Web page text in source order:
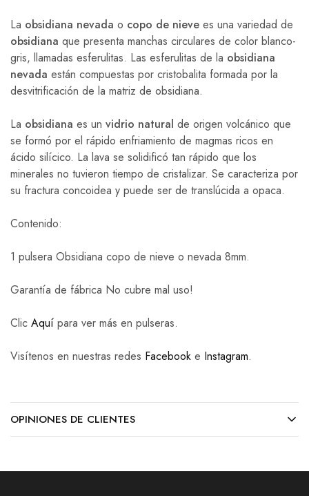
La obsidiana nevada o copo de nieve es una variedad de
obsidiana que presenta manchas circulares de color blanco-
gris, llamadas esferulitas. Las esferulitas de la obsidiana
nevada están compuestas por cristobalita formada por la
desvitrificación de la matriz de obsidiana.
La obsidiana es un vidrio natural de origen volcánico que
se formó por el rápido enfriamiento de magmas ricos en
ácido silícico. La lava se solidificó tan rápido que los
minerales no tuvieron tiempo de cristalizar. Se caracteriza por
su fractura concoidea y puede ser de translúcida a opaca.
Contenido:
1 pulsera Obsidiana copo de nieve o nevada 8mm.
Garantía de fábrica No cubre mal uso!
Clic Aquí para ver más en pulseras.
Visítenos en nuestras redes Facebook e Instagram.
OPINIONES DE CLIENTES